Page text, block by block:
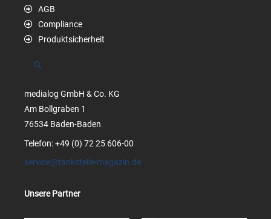
AGB
Compliance
Produktsicherheit
Suchen
medialog GmbH & Co. KG
Am Bollgraben 1
76534 Baden-Baden
Telefon: +49 (0) 72 25 606-00
service@tankstelle-magazin.de
Unsere Partner